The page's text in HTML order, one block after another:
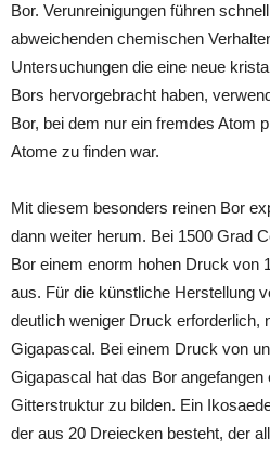
Bor. Verunreinigungen führen
abweichenden chemischen
Untersuchungen die eine neue
Bors hervorgebracht haben,
Bor, bei dem nur ein fremdes Atom
Atome zu finden war.
Mit diesem besonders reinen Bor
dann weiter herum. Bei 1500 Grad
Bor einem enorm hohen Druck von
aus. Für die künstliche Herstellung
deutlich weniger Druck erforderlich,
Gigapascal. Bei einem Druck von
Gigapascal hat das Bor angefangen
Gitterstruktur zu bilden. Ein
der aus 20 Dreiecken besteht, der